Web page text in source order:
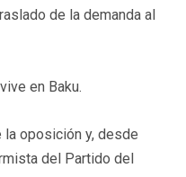
de la demanda al
en Baku.
la oposición y, desde
del Partido del